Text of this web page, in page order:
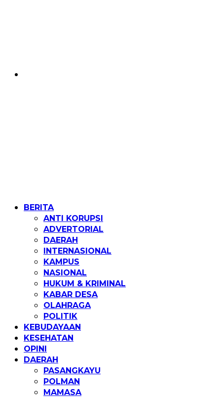
Home
BERITA
ANTI KORUPSI
ADVERTORIAL
DAERAH
INTERNASIONAL
KAMPUS
NASIONAL
HUKUM & KRIMINAL
KABAR DESA
OLAHRAGA
POLITIK
KEBUDAYAAN
KESEHATAN
OPINI
DAERAH
PASANGKAYU
POLMAN
MAMASA